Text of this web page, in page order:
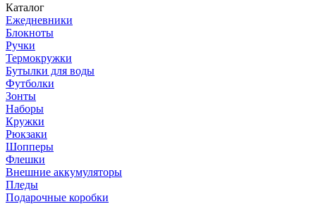
Каталог
Ежедневники
Блокноты
Ручки
Термокружки
Бутылки для воды
Футболки
Зонты
Наборы
Кружки
Рюкзаки
Шопперы
Флешки
Внешние аккумуляторы
Пледы
Подарочные коробки